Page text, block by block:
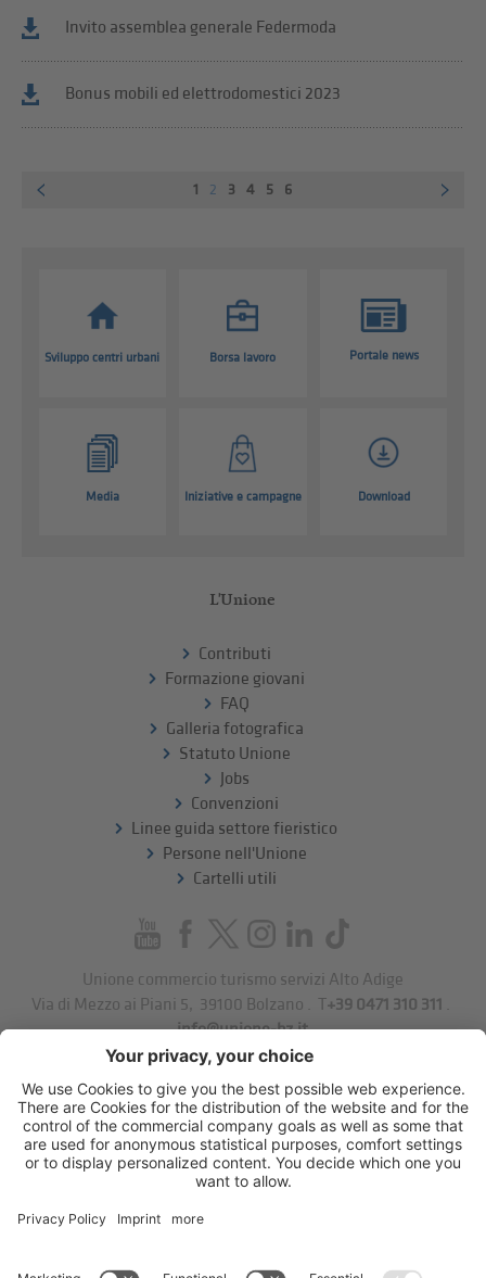
Invito assemblea generale Federmoda
Bonus mobili ed elettrodomestici 2023
1 2 3 4 5 6
Sviluppo centri urbani Borsa lavoro Portale news
Media Iniziative e campagne Download
L'Unione
Contributi
Formazione giovani
FAQ
Galleria fotografica
Statuto Unione
Jobs
Convenzioni
Linee guida settore fieristico
Persone nell'Unione
Cartelli utili
Unione commercio turismo servizi Alto Adige
Via di Mezzo ai Piani 5
39100 Bolzano . T+39 0471 310 311 .
info@unione-bz.it
Impressum
Privacy
Impostazioni cookie
Sitemap